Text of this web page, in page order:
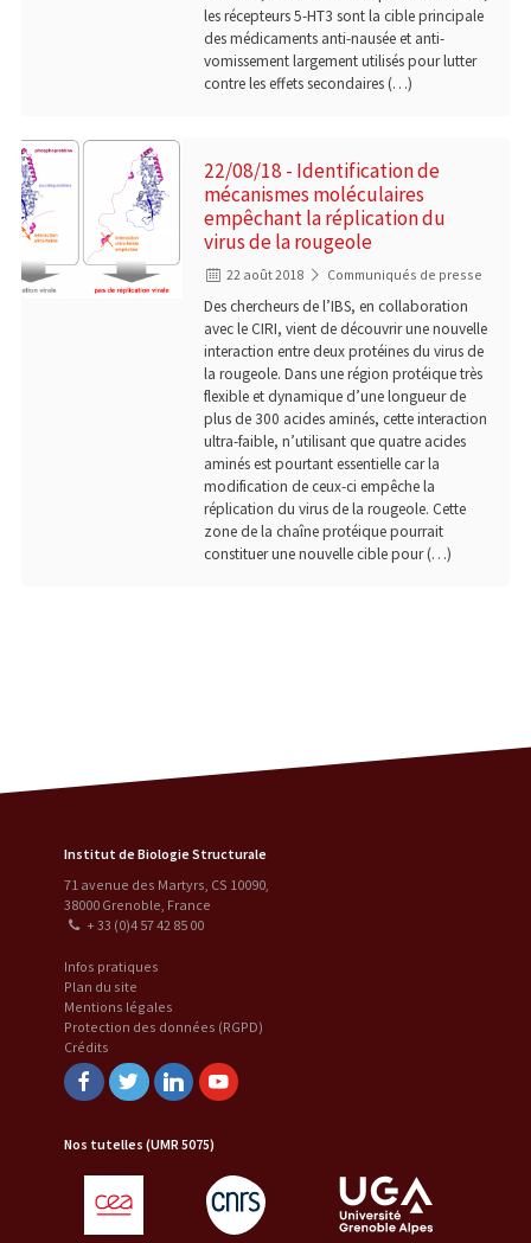
les récepteurs 5-HT3 sont la cible principale
des médicaments anti-nausée et anti-
vomissement largement utilisés pour lutter
contre les effets secondaires (…)
22/08/18 - Identification de
mécanismes moléculaires
empêchant la réplication du
virus de la rougeole
22 août 2018 Communiqués de presse
Des chercheurs de l’IBS, en collaboration
avec le CIRI, vient de découvrir une nouvelle
interaction entre deux protéines du virus de
la rougeole. Dans une région protéique très
flexible et dynamique d’une longueur de
plus de 300 acides aminés, cette interaction
ultra-faible, n’utilisant que quatre acides
aminés est pourtant essentielle car la
modification de ceux-ci empêche la
réplication du virus de la rougeole. Cette
zone de la chaîne protéique pourrait
constituer une nouvelle cible pour (…)
Institut de Biologie Structurale
71 avenue des Martyrs, CS 10090,
38000 Grenoble, France
+ 33 (0)4 57 42 85 00
Infos pratiques
Plan du site
Mentions légales
Protection des données (RGPD)
Crédits
Nos tutelles (UMR 5075)